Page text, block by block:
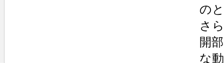
の
さ
開
な